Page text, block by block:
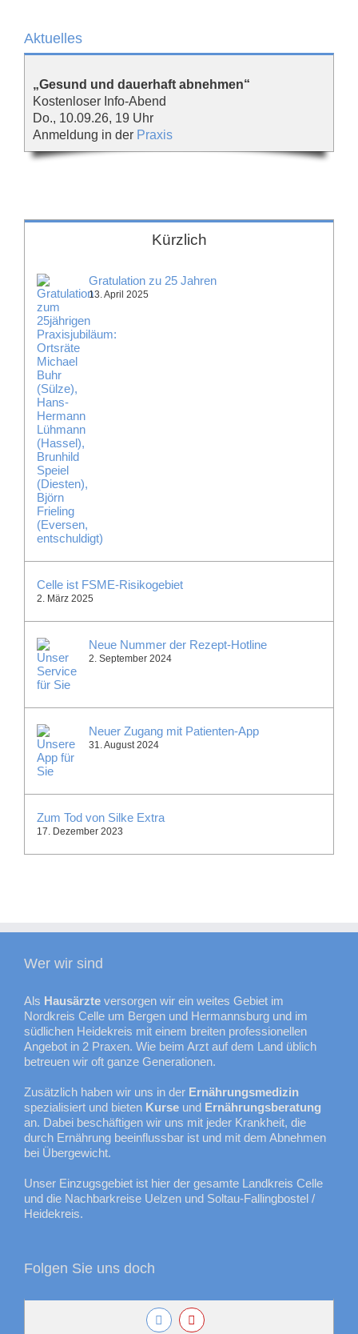
Aktuelles
„Gesund und dauerhaft abnehmen“
Kostenloser Info-Abend
Do., 10.09.26, 19 Uhr
Anmeldung in der Praxis
Kürzlich
Gratulation zu 25 Jahren
13. April 2025
Celle ist FSME-Risikogebiet
2. März 2025
Neue Nummer der Rezept-Hotline
2. September 2024
Neuer Zugang mit Patienten-App
31. August 2024
Zum Tod von Silke Extra
17. Dezember 2023
Wer wir sind
Als Hausärzte versorgen wir ein weites Gebiet im
Nordkreis Celle um Bergen und Hermannsburg und im
südlichen Heidekreis mit einem breiten professionellen
Angebot in 2 Praxen. Wie beim Arzt auf dem Land üblich
betreuen wir oft ganze Generationen.
Zusätzlich haben wir uns in der Ernährungsmedizin
spezialisiert und bieten Kurse und Ernährungsberatung
an. Dabei beschäftigen wir uns mit jeder Krankheit, die
durch Ernährung beeinflussbar ist und mit dem Abnehmen
bei Übergewicht.
Unser Einzugsgebiet ist hier der gesamte Landkreis Celle
und die Nachbarkreise Uelzen und Soltau-Fallingbostel /
Heidekreis.
Folgen Sie uns doch